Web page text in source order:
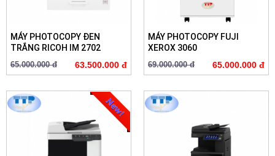
MÁY PHOTOCOPY ĐEN
TRẮNG RICOH IM 2702
65.000.000 đ 63.500.000 đ
MÁY PHOTOCOPY FUJI
XEROX 3060
69.000.000 đ 65.000.000 đ